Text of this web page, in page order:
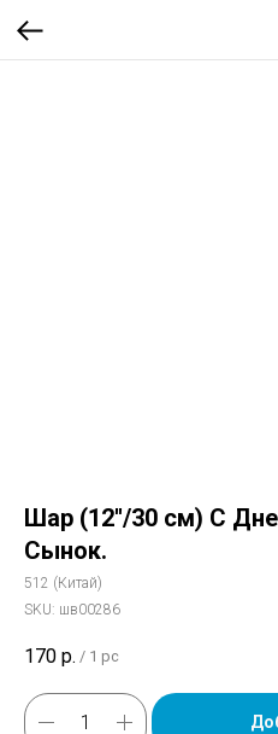
Шар (12''/30 см) С
Сынок.
512 (Китай)
SKU: шв00286
170 р. / 1 pc